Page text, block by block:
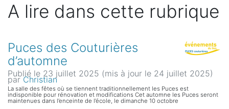
A lire dans cette rubrique
Puces des Couturières
d’automne
Publié le 23 juillet 2025 (mis à jour le 24 juillet 2025)
parChristian
La salle des fêtes où se tiennent traditionnellement les Puces est
indisponible pour rénovation et modifications Cet automne les Puces seront
maintenues dans l’enceinte de l’école, le dimanche 10 octobre